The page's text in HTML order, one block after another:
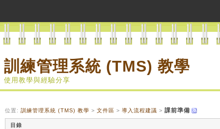
訓練管理系統 (TMS) 教學
使用教學與經驗分享
位置: 訓練管理系統 (TMS) 教學 > 文件區 > 導入流程建議 > 課前準備
目錄